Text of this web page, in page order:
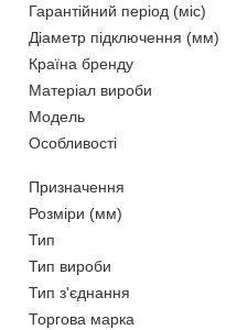
Гарантійний період (міс)
Діаметр підключення (мм)
Країна бренду
Матеріал вироби
Мoдель
Особливості
Призначення
Розміри (мм)
Тип
Тип вироби
Тип з'єднання
Торгова марка